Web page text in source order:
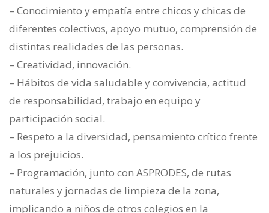
– Conocimiento y empatía entre chicos y chicas de
diferentes colectivos, apoyo mutuo, comprensión de
distintas realidades de las personas.
– Creatividad, innovación.
– Hábitos de vida saludable y convivencia, actitud
de responsabilidad, trabajo en equipo y
participación social.
– Respeto a la diversidad, pensamiento crítico frente
a los prejuicios.
– Programación, junto con ASPRODES, de rutas
naturales y jornadas de limpieza de la zona,
implicando a niños de otros colegios en la